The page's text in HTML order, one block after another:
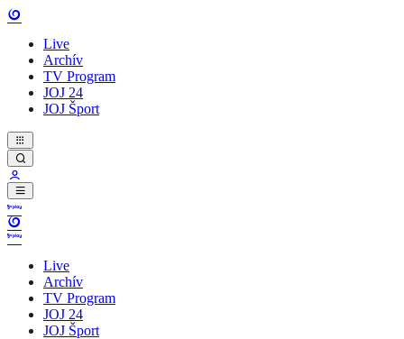
Live
Archív
TV Program
JOJ 24
JOJ Šport
Live
Archív
TV Program
JOJ 24
JOJ Šport